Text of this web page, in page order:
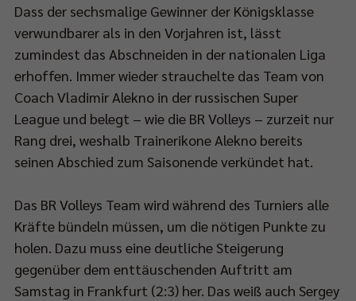
Dass der sechsmalige Gewinner der Königsklasse
verwundbarer als in den Vorjahren ist, lässt
zumindest das Abschneiden in der nationalen Liga
erhoffen. Immer wieder strauchelte das Team von
Coach Vladimir Alekno in der russischen Super
League und belegt – wie die BR Volleys – zurzeit nur
Rang drei, weshalb Trainerikone Alekno bereits
seinen Abschied zum Saisonende verkündet hat.
Das BR Volleys Team wird während des Turniers alle
Kräfte bündeln müssen, um die nötigen Punkte zu
holen. Dazu muss eine deutliche Steigerung
gegenüber dem enttäuschenden Auftritt am
Samstag in Frankfurt (2:3) her. Das weiß auch Sergey
bit.ly/SPORT1StreamPokalfinale